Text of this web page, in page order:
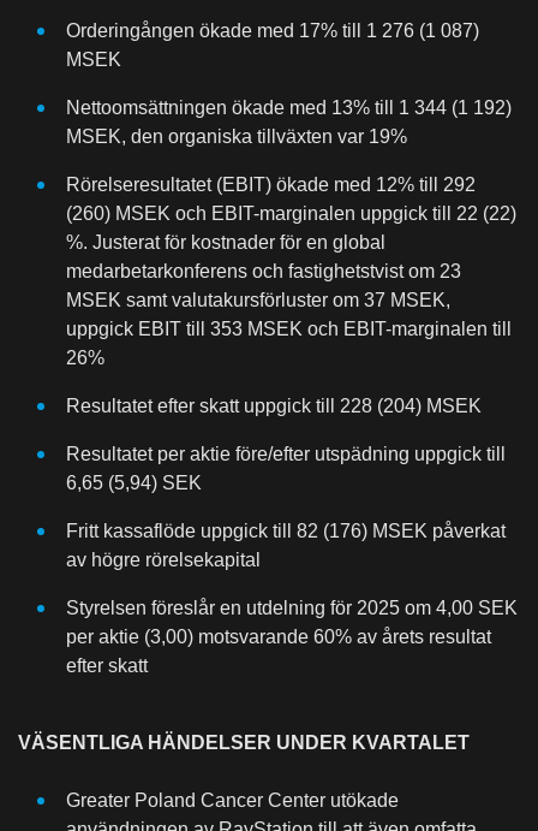
Orderingången ökade med 17% till 1 276 (1 087)
MSEK
Nettoomsättningen ökade med 13% till 1 344 (1 192)
MSEK, den organiska tillväxten var 19%
Rörelseresultatet (EBIT) ökade med 12% till 292
(260) MSEK och EBIT-marginalen uppgick till 22 (22)
%. Justerat för kostnader för en global
medarbetarkonferens och fastighetstvist om 23
MSEK samt valutakursförluster om 37 MSEK,
uppgick EBIT till 353 MSEK och EBIT-marginalen till
26%
Resultatet efter skatt uppgick till 228 (204) MSEK
Resultatet per aktie före/efter utspädning uppgick till
6,65 (5,94) SEK
Fritt kassaflöde uppgick till 82 (176) MSEK påverkat
av högre rörelsekapital
Styrelsen föreslår en utdelning för 2025 om 4,00 SEK
per aktie (3,00) motsvarande 60% av årets resultat
efter skatt
VÄSENTLIGA HÄNDELSER UNDER KVARTALET
Greater Poland Cancer Center utökade